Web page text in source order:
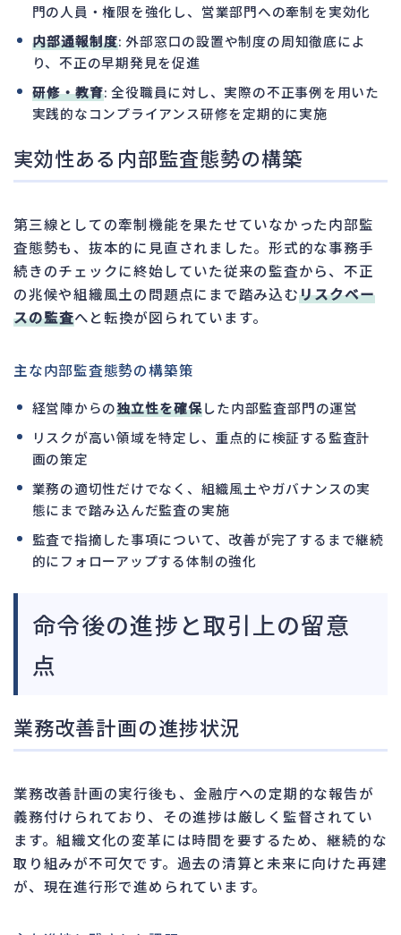
門の人員・権限を強化し、営業部門への牽制を実効化
内部通報制度: 外部窓口の設置や制度の周知徹底によ
り、不正の早期発見を促進
研修・教育: 全役職員に対し、実際の不正事例を用いた
実践的なコンプライアンス研修を定期的に実施
実効性ある内部監査態勢の構築
第三線としての牽制機能を果たせていなかった内部監
査態勢も、抜本的に見直されました。形式的な事務手
続きのチェックに終始していた従来の監査から、不正
の兆候や組織風土の問題点にまで踏み込むリスクベー
スの監査へと転換が図られています。
主な内部監査態勢の構築策
経営陣からの独立性を確保した内部監査部門の運営
リスクが高い領域を特定し、重点的に検証する監査計
画の策定
業務の適切性だけでなく、組織風土やガバナンスの実
態にまで踏み込んだ監査の実施
監査で指摘した事項について、改善が完了するまで継続
的にフォローアップする体制の強化
命令後の進捗と取引上の留意
点
業務改善計画の進捗状況
業務改善計画の実行後も、金融庁への定期的な報告が
義務付けられており、その進捗は厳しく監督されてい
ます。組織文化の変革には時間を要するため、継続的な
取り組みが不可欠です。過去の清算と未来に向けた再建
が、現在進行形で進められています。